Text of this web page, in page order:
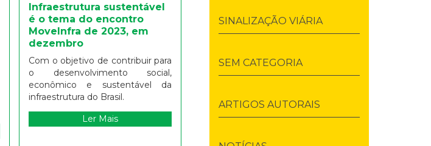
Infraestrutura sustentável
é o tema do encontro
MoveInfra de 2023, em
dezembro
Com o objetivo de contribuir para
o desenvolvimento social,
econômico e sustentável da
infraestrutura do Brasil.
Ler Mais
SINALIZAÇÃO VIÁRIA
SEM CATEGORIA
ARTIGOS AUTORAIS